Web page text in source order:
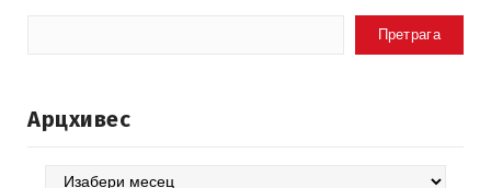
Претрага
Арцхивес
Арцхивес